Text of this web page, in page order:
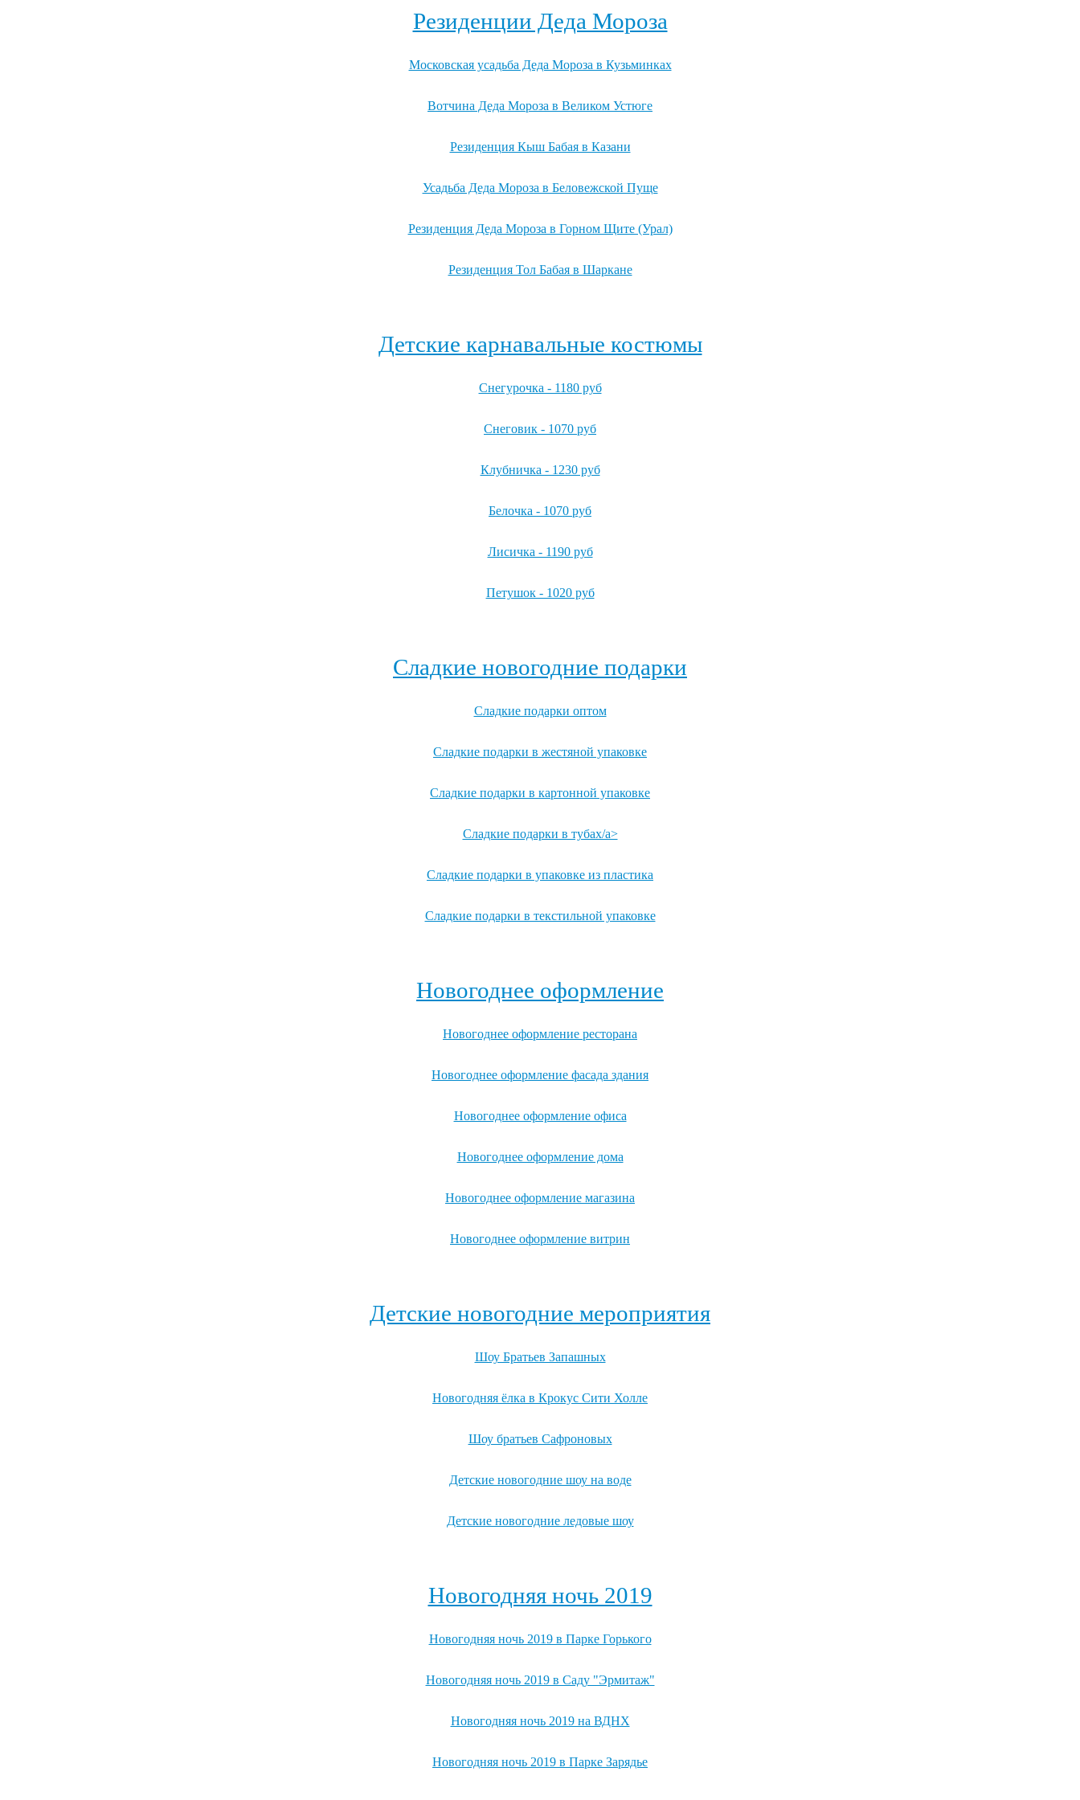
Резиденции Деда Мороза
Московская усадьба Деда Мороза в Кузьминках
Вотчина Деда Мороза в Великом Устюге
Резиденция Кыш Бабая в Казани
Усадьба Деда Мороза в Беловежской Пуще
Резиденция Деда Мороза в Горном Щите (Урал)
Резиденция Тол Бабая в Шаркане
Детские карнавальные костюмы
Снегурочка - 1180 руб
Снеговик - 1070 руб
Клубничка - 1230 руб
Белочка - 1070 руб
Лисичка - 1190 руб
Петушок - 1020 руб
Сладкие новогодние подарки
Сладкие подарки оптом
Сладкие подарки в жестяной упаковке
Сладкие подарки в картонной упаковке
Сладкие подарки в тубах/a>
Сладкие подарки в упаковке из пластика
Сладкие подарки в текстильной упаковке
Новогоднее оформление
Новогоднее оформление ресторана
Новогоднее оформление фасада здания
Новогоднее оформление офиса
Новогоднее оформление дома
Новогоднее оформление магазина
Новогоднее оформление витрин
Детские новогодние мероприятия
Шоу Братьев Запашных
Новогодняя ёлка в Крокус Сити Холле
Шоу братьев Сафроновых
Детские новогодние шоу на воде
Детские новогодние ледовые шоу
Новогодняя ночь 2019
Новогодняя ночь 2019 в Парке Горького
Новогодняя ночь 2019 в Саду "Эрмитаж"
Новогодняя ночь 2019 на ВДНХ
Новогодняя ночь 2019 в Парке Зарядье